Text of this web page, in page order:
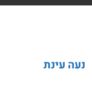
נעה עינת